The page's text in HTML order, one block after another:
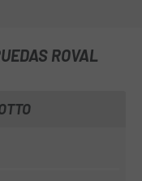
in tutte le
controllo
e
più
ROVAL